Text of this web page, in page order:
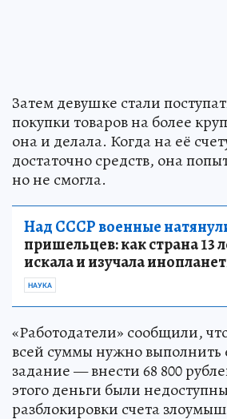
Затем девушке стали
покупки товаров на более
она и делала. Когда на её
достаточно средств, она
но не смогла.
Над СССР военные
пришельцев: как страна 13
искала и изучала
НАУКА
«Работодатели» сообщили,
всей суммы нужно
задание — внести 68 800
этого деньги были
разблокировки счета